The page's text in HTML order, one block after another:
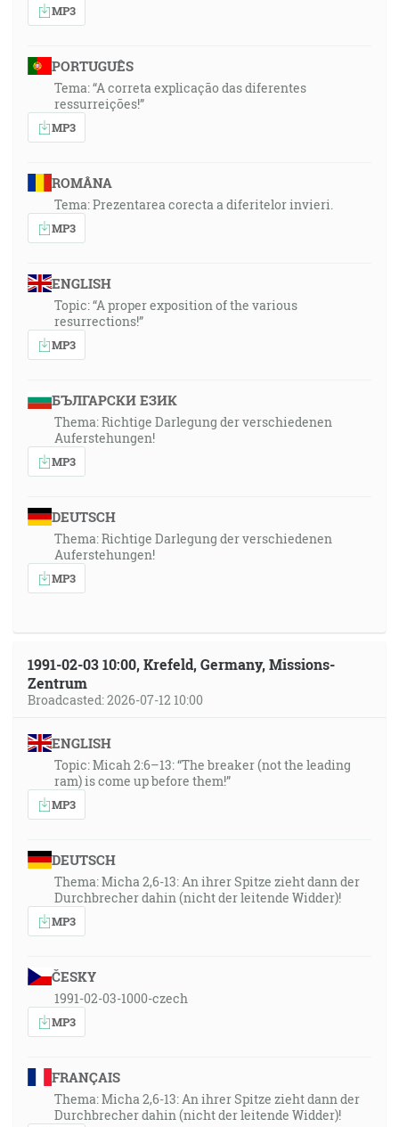
MP3
PORTUGUÊS
Tema: “A correta explicação das diferentes
ressurreições!”
MP3
ROMÂNA
Tema: Prezentarea corecta a diferitelor invieri.
MP3
ENGLISH
Topic: “A proper exposition of the various
resurrections!”
MP3
БЪЛГАРСКИ ЕЗИК
Thema: Richtige Darlegung der verschiedenen
Auferstehungen!
MP3
DEUTSCH
Thema: Richtige Darlegung der verschiedenen
Auferstehungen!
MP3
1991-02-03 10:00, Krefeld, Germany, Missions-
Zentrum
Broadcasted: 2026-07-12 10:00
ENGLISH
Topic: Micah 2:6–13: “The breaker (not the leading
ram) is come up before them!”
MP3
DEUTSCH
Thema: Micha 2,6-13: An ihrer Spitze zieht dann der
Durchbrecher dahin (nicht der leitende Widder)!
MP3
ČESKY
1991-02-03-1000-czech
MP3
FRANÇAIS
Thema: Micha 2,6-13: An ihrer Spitze zieht dann der
Durchbrecher dahin (nicht der leitende Widder)!